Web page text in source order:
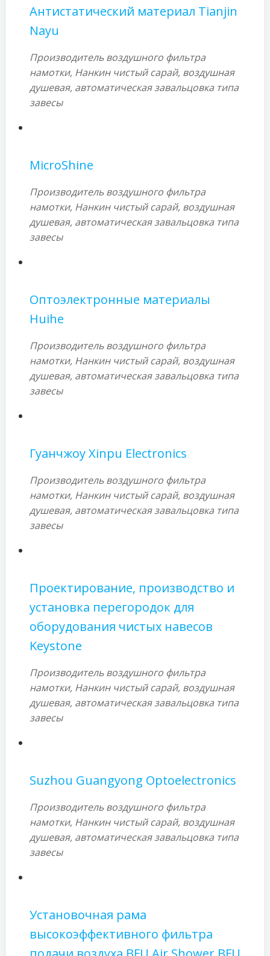
Антистатический материал Tianjin
Nayu
Производитель воздушного фильтра
намотки, Нанкин чистый сарай, воздушная
душевая, автоматическая завальцовка типа
завесы
MicroShine
Производитель воздушного фильтра
намотки, Нанкин чистый сарай, воздушная
душевая, автоматическая завальцовка типа
завесы
Оптоэлектронные материалы
Huihe
Производитель воздушного фильтра
намотки, Нанкин чистый сарай, воздушная
душевая, автоматическая завальцовка типа
завесы
Гуанчжоу Xinpu Electronics
Производитель воздушного фильтра
намотки, Нанкин чистый сарай, воздушная
душевая, автоматическая завальцовка типа
завесы
Проектирование, производство и
установка перегородок для
оборудования чистых навесов
Keystone
Производитель воздушного фильтра
намотки, Нанкин чистый сарай, воздушная
душевая, автоматическая завальцовка типа
завесы
Suzhou Guangyong Optoelectronics
Производитель воздушного фильтра
намотки, Нанкин чистый сарай, воздушная
душевая, автоматическая завальцовка типа
завесы
Установочная рама
высокоэффективного фильтра